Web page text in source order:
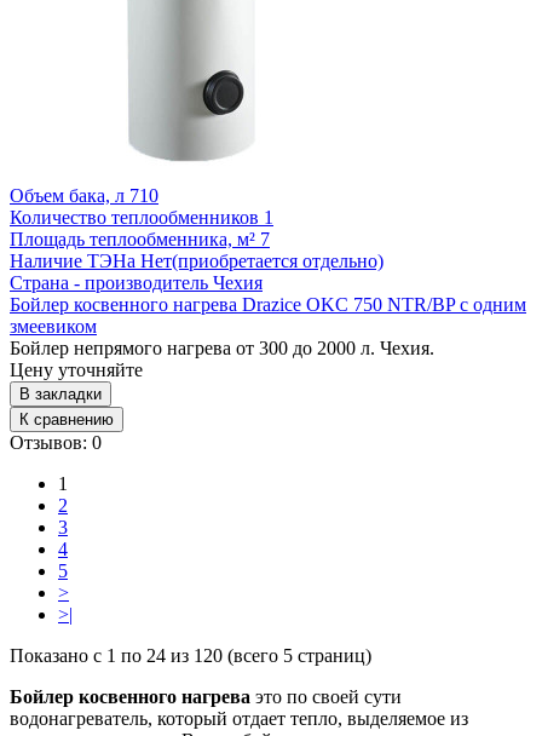
Объем бака, л 710
Количество теплообменников 1
Площадь теплообменника, м² 7
Наличие ТЭНа Нет(приобретается отдельно)
Страна - производитель Чехия
Бойлер косвенного нагрева Drazice OKC 750 NTR/BP с одним
змеевиком
Бойлер непрямого нагрева от 300 до 2000 л. Чехия.
Цену уточняйте
В закладки
К сравнению
Отзывов: 0
1
2
3
4
5
>
>|
Показано с 1 по 24 из 120 (всего 5 страниц)
Бойлер косвенного нагрева это по своей сути
водонагреватель, который отдает тепло, выделяемое из